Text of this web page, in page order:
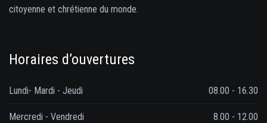
citoyenne et chrétienne du monde.
Horaires d’ouvertures
Lundi- Mardi - Jeudi 08.00 - 16.30
Mercredi - Vendredi 8.00 - 12.00